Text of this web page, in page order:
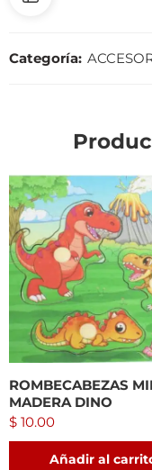
Categoría:
ROMBECABEZAS
MADERA DINO
$ 10.00
Añadir al